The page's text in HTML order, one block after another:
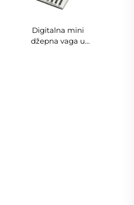
Digitalna mini
džepna vaga u